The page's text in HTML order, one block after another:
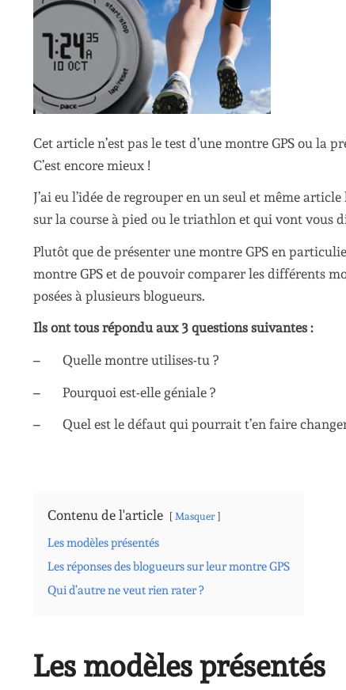
Cet article n’est pas le test d’une montre GPS ou
C’est encore mieux !
J’ai eu l’idée de regrouper en un seul et même
sur la course à pied ou le triathlon et qui vont vous
Plutôt que de présenter une montre GPS en
montre GPS et de pouvoir comparer les différents
posées à plusieurs blogueurs.
Ils ont tous répondu aux 3 questions suivantes :
– Quelle montre utilises-tu ?
– Pourquoi est-elle géniale ?
– Quel est le défaut qui pourrait t’en faire
Contenu de l'article Masquer
Les modèles présentés
Les réponses des blogueurs sur leur montre GPS
Qui d’autre ne veut rien rater ?
Les modèles présentés